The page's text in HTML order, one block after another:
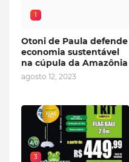
1
Otoni de Paula defende
economia sustentável
na cúpula da Amazônia
agosto 12, 2023
3